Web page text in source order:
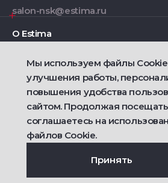
salon-nsk@estima.ru
О Estima
Дизайнерам
Фирменные салоны
2021 — 2026 © Estima
Политика конфиденциальности
Договор публичной оферты о
Ametist IT
Мы используем файлы
улучшения работы,
повышения удобства
сайтом. Продолжая посещать
соглашаетесь на
файлов Cookie.
Принять